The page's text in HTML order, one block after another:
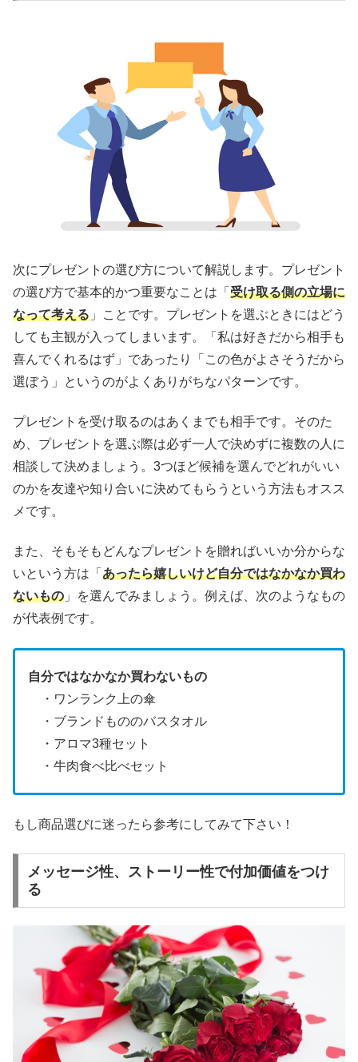
次にプレゼントの選び方について解説します。プレゼント
の選び方で基本的かつ重要なことは「 受け取る側の立場に
なって考える 」ことです。プレゼントを選ぶときにはどう
しても主観が入ってしまいます。「私は好きだから相手も
喜んでくれるはず」であったり「この色がよさそうだから
選ぼう」というのがよくありがちなパターンです。
プレゼントを受け取るのはあくまでも相手です。そのた
め、プレゼントを選ぶ際は必ず一人で決めずに複数の人に
相談して決めましょう。3つほど候補を選んでどれがいい
のかを友達や知り合いに決めてもらうという方法もオスス
メです。
また、そもそもどんなプレゼントを贈ればいいか分からな
いという方は「 あったら嬉しいけど自分ではなかなか買わ
ないもの 」を選んでみましょう。例えば、次のようなもの
が代表例です。
自分ではなかなか買わないもの
・ワンランク上の傘
・ブランドもののバスタオル
・アロマ3種セット
・牛肉食べ比べセット
もし商品選びに迷ったら参考にしてみて下さい！
メッセージ性、ストーリー性で付加価値をつけ
る